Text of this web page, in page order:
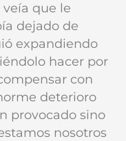
que le
dejado de
expandiendo
hacer por
con
deterioro
provocado sino
nosotros